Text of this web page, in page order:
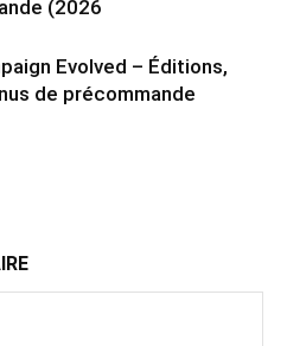
(2026
Evolved – Éditions,
de précommande